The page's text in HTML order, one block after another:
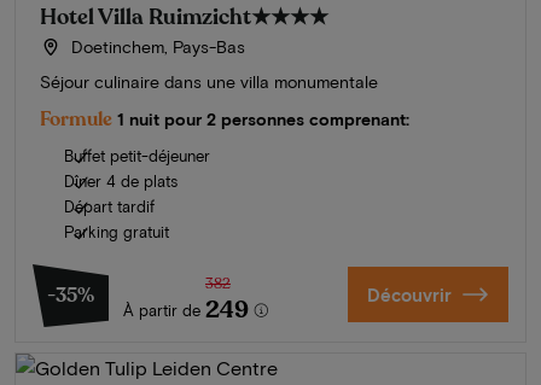
Hotel Villa Ruimzicht★★★★
Doetinchem, Pays-Bas
Séjour culinaire dans une villa monumentale
Formule 1 nuit pour 2 personnes comprenant:
Buffet petit-déjeuner
Dîner 4 de plats
Départ tardif
Parking gratuit
-35%
À partir de
382
249 Découvrir